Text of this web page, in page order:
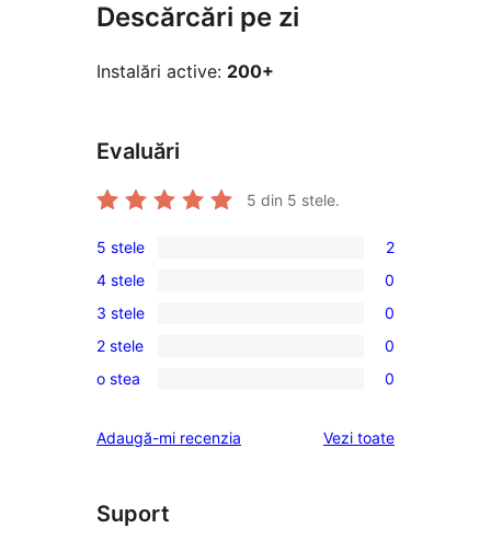
Descărcări pe zi
Instalări active: 200+
Evaluări
5 din 5 stele.
2
5
–
recenzii
(stele)
5 stele 2
0
4
–
recenzii
4 stele 0
0
3
–
(stele)
3 stele 0
0
2
recenzii
2 stele 0
0
–
(stele)
o stea 0
Adaugă-mi recenzia Vezi toaterecenziile
Suport